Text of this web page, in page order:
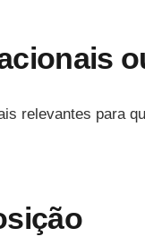
relevantes para